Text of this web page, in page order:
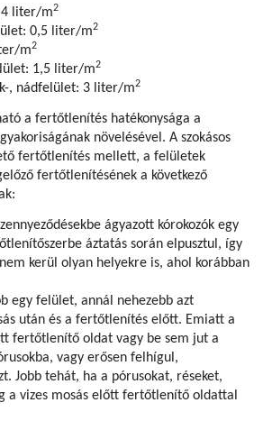
liter/m2
0,5 liter/m2
m2
1,5 liter/m2
, nádfelület: 3 liter/m2
a fertőtlenítés hatékonysága a
növelésével. A szokásos
fertőtlenítés mellett, a felületek
fertőtlenítésének a következő
ágyazott kórokozók egy
áztatás során elpusztul, így
kerül olyan helyekre is, ahol korábban
egy felület, annál nehezebb azt
után és a fertőtlenítés előtt. Emiatt a
fertőtlenítő oldat vagy be sem jut a
vagy erősen felhígul,
Jobb tehát, ha a pórusokat, réseket,
a vizes mosás előtt fertőtlenítő oldattal